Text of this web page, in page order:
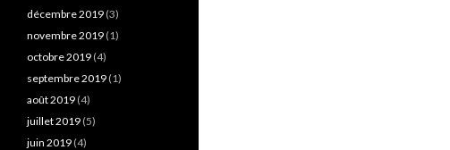
décembre 2019 (3)
novembre 2019 (1)
octobre 2019 (4)
septembre 2019 (1)
août 2019 (4)
juillet 2019 (5)
juin 2019 (4)